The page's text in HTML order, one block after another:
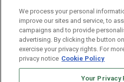
Politica de privacidad
Pautas Editoriales
AdChoices
Advertise with us
Newsletters
We process your personal
improve our sites and service, to
campaigns and to provide
advertising. By clicking the button
exercise your privacy rights. For
privacy notice Cookie Policy
Your Privacy